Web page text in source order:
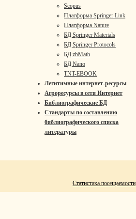
Scopus
Платформа Springer Link
Платформа Nature
БД Springer Materials
БД Springer Protocols
БД zbMath
БД Nano
TNT-EBOOK
Легитимные интернет-ресурсы
Агроресурсы в сети Интернет
Библиографические БД
Стандарты по составлению
библиографического списка
литературы
Статистика посещаемости